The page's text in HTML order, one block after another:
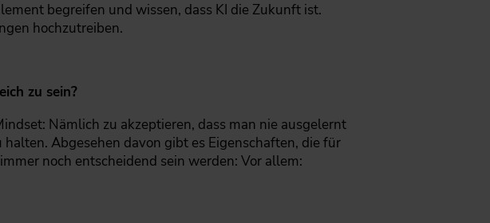
begreifen und wissen, dass KI die Zukunft ist.
hochzutreiben.
zu sein?
Nämlich zu akzeptieren, dass man nie ausgelernt
Abgesehen davon gibt es Eigenschaften, die für
noch entscheidend sein werden: Vor allem: